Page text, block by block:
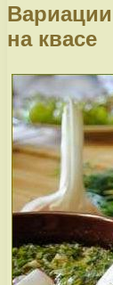
на квасе